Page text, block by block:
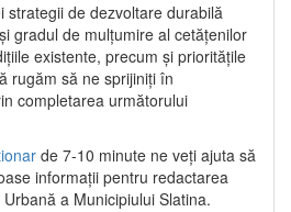
strategii de dezvoltare durabilă
gradul de mulțumire al cetățenilor
existente, precum și prioritățile
rugăm să ne sprijiniți în
completarea următorului
de 7-10 minute ne veți ajuta să
informații pentru redactarea
a Municipiului Slatina.